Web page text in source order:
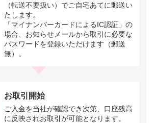
（転送不要扱い）でご自宅あてに郵送い
たします。
「マイナンバーカードによるIC認証」の
場合、お知らせメールから取引に必要な
パスワードを登録いただけます（郵送
無）。
お取引開始
ご入金を当社が確認でき次第、口座残高
に反映されお取引が可能となります。